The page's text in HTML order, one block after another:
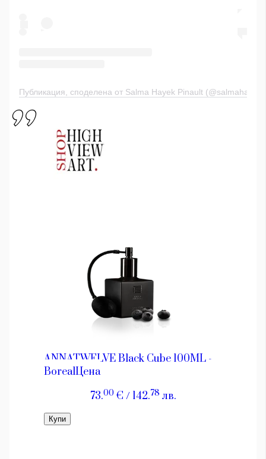
Публикация, споделена от Salma Hayek Pinault (@salmahayek)